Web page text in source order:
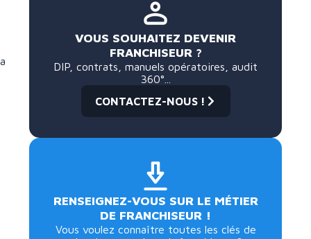
VOUS SOUHAITEZ DEVENIR
FRANCHISEUR ?
DIP, contrats, manuels opératoires, audit
360°...
CONTACTEZ-NOUS !
RENSEIGNEZ-VOUS SUR LE MÉTIER
DE FRANCHISEUR !
Vous voulez connaître toutes les clés de